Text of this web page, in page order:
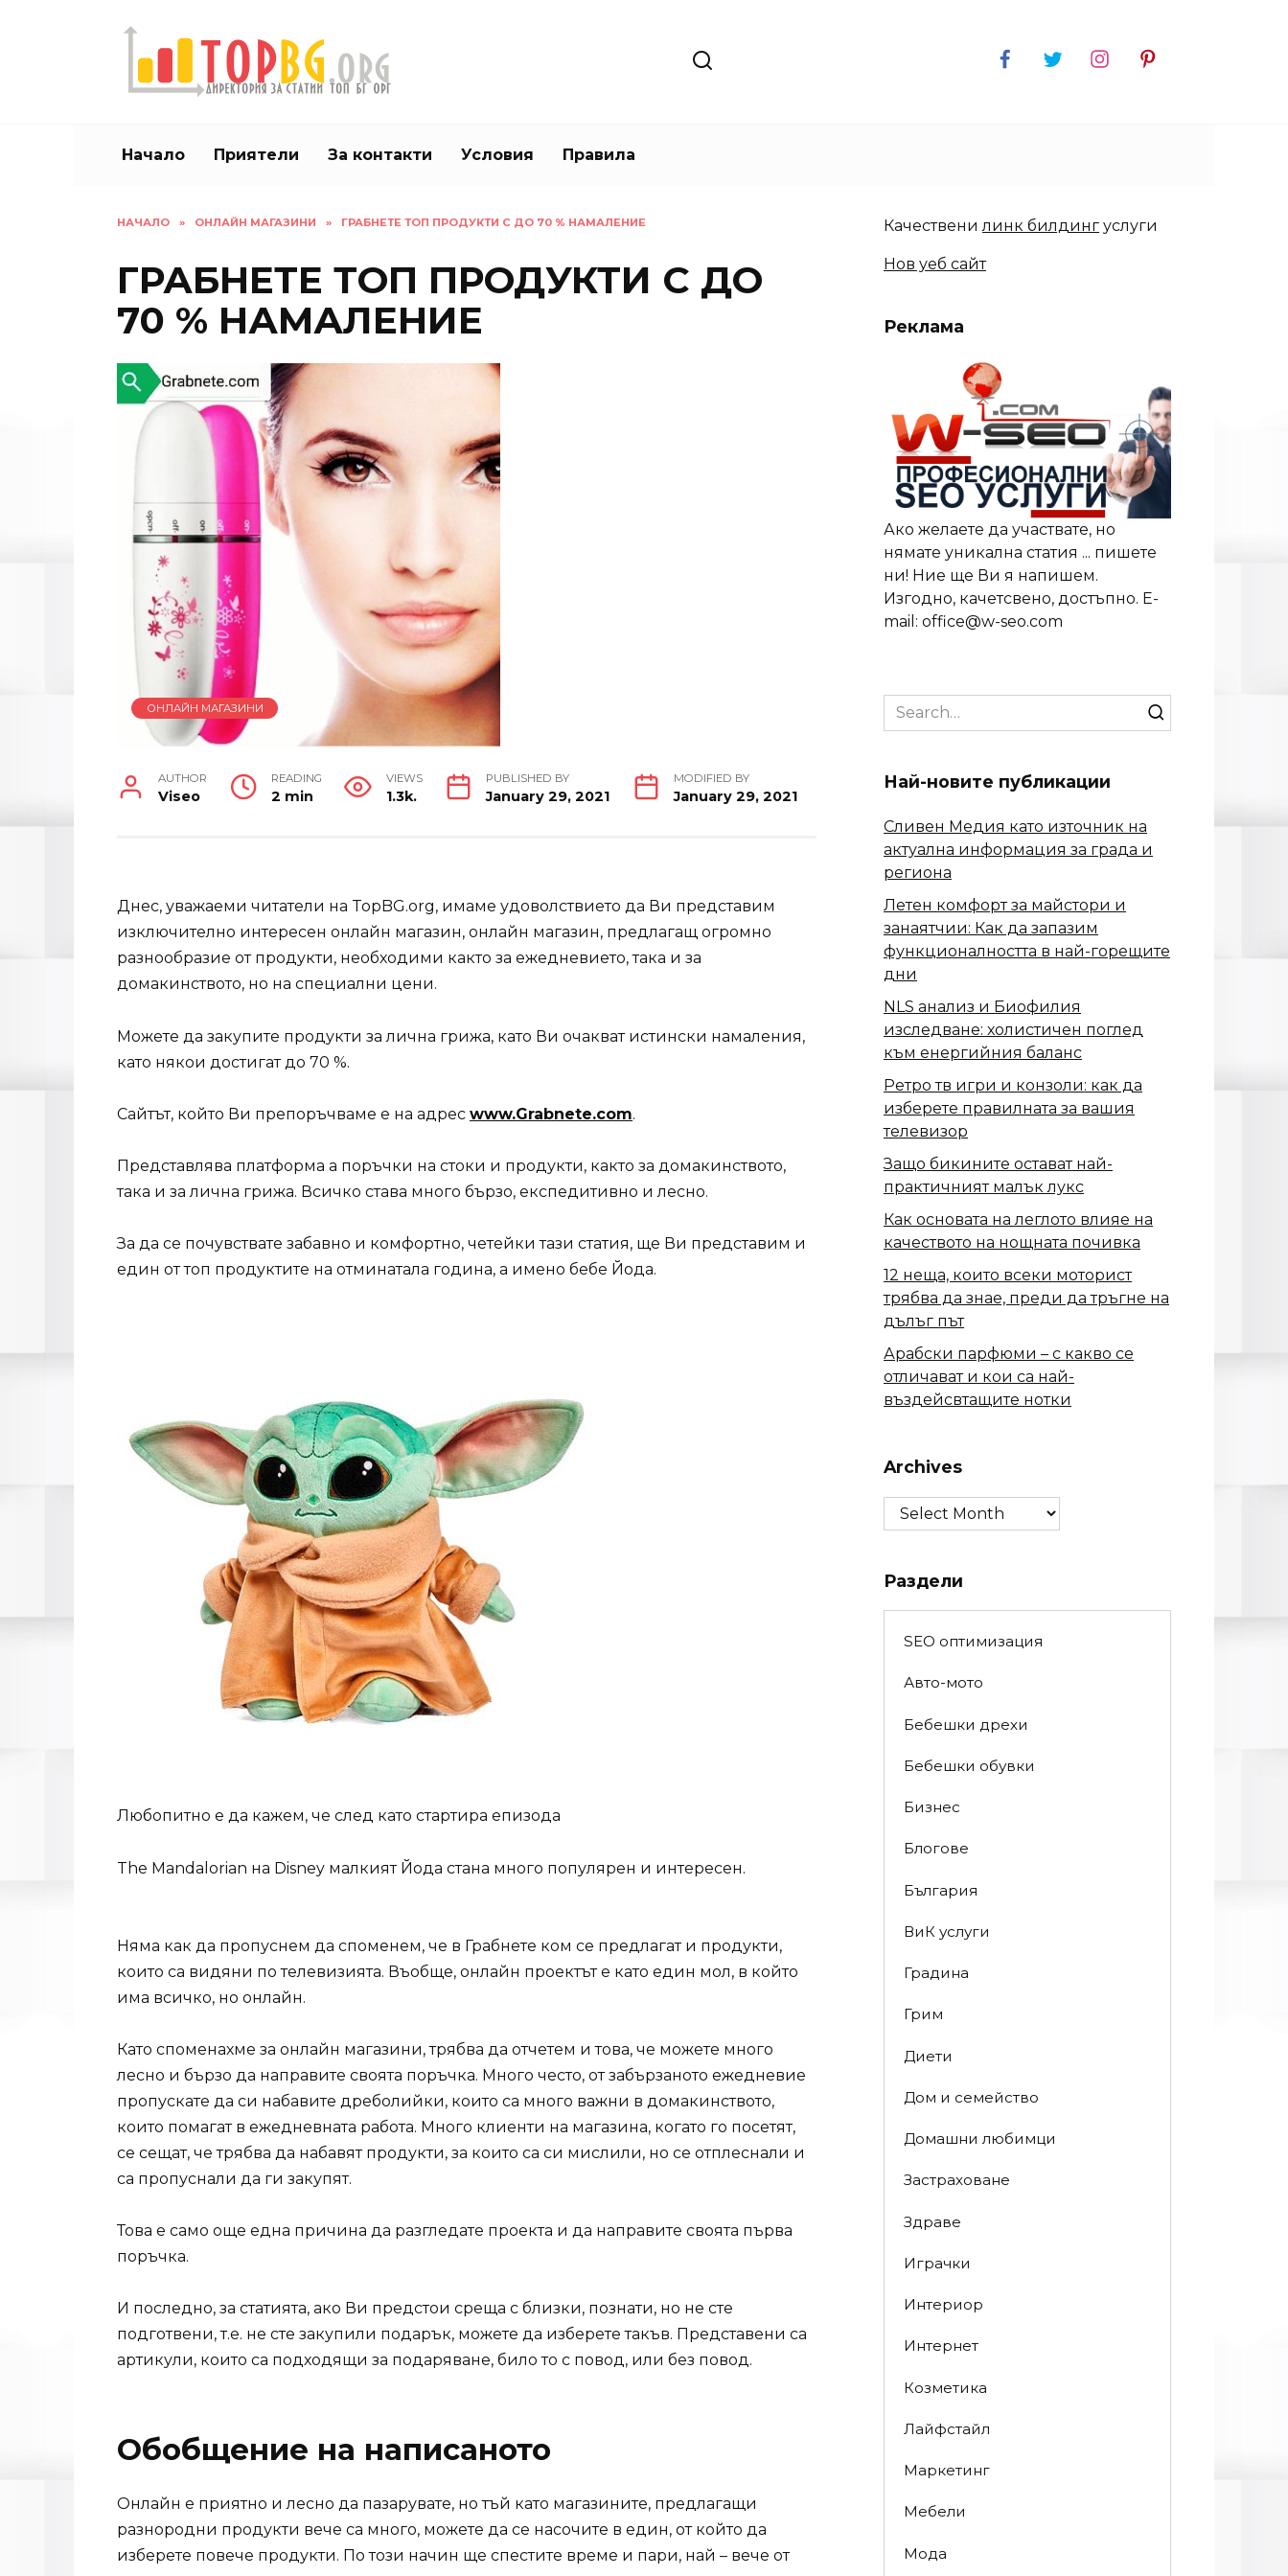
Начало Приятели За контакти Условия Правила
НАЧАЛО » ОНЛАЙН МАГАЗИНИ » ГРАБНЕТЕ ТОП ПРОДУКТИ С ДО 70 % НАМАЛЕНИЕ
ГРАБНЕТЕ ТОП ПРОДУКТИ С ДО
70 % НАМАЛЕНИЕ
ОНЛАЙН МАГАЗИНИ
AUTHOR
Viseo
READING
2 min
VIEWS
1.3k.
PUBLISHED BY
January 29, 2021
MODIFIED BY
January 29, 2021
Днес, уважаеми читатели на TopBG.org, имаме удоволствието да Ви представим
изключително интересен онлайн магазин, онлайн магазин, предлагащ огромно
разнообразие от продукти, необходими както за ежедневието, така и за
домакинството, но на специални цени.
Можете да закупите продукти за лична грижа, като Ви очакват истински намаления,
като някои достигат до 70 %.
Сайтът, който Ви препоръчваме е на адрес www.Grabnete.com.
Представлява платформа а поръчки на стоки и продукти, както за домакинството,
така и за лична грижа. Всичко става много бързо, експедитивно и лесно.
За да се почувствате забавно и комфортно, четейки тази статия, ще Ви представим и
един от топ продуктите на отминатала година, а имено бебе Йода.
Любопитно е да кажем, че след като стартира епизода
The Mandalorian на Disney малкият Йода стана много популярен и интересен.
Няма как да пропуснем да споменем, че в Грабнете ком се предлагат и продукти,
които са видяни по телевизията. Въобще, онлайн проектът е като един мол, в който
има всичко, но онлайн.
Като споменахме за онлайн магазини, трябва да отчетем и това, че можете много
лесно и бързо да направите своята поръчка. Много често, от забързаното ежедневие
пропускате да си набавите дреболийки, които са много важни в домакинството,
които помагат в ежедневната работа. Много клиенти на магазина, когато го посетят,
се сещат, че трябва да набавят продукти, за които са си мислили, но се отплеснали и
са пропуснали да ги закупят.
Това е само още една причина да разгледате проекта и да направите своята първа
поръчка.
И последно, за статията, ако Ви предстои среща с близки, познати, но не сте
подготвени, т.е. не сте закупили подарък, можете да изберете такъв. Представени са
артикули, които са подходящи за подаряване, било то с повод, или без повод.
Обобщение на написаното
Онлайн е приятно и лесно да пазарувате, но тъй като магазините, предлагащи
разнородни продукти вече са много, можете да се насочите в един, от който да
изберете повече продукти. По този начин ще спестите време и пари, най – вече от
Качественилинк билдинг услуги
Нов уеб сайт
Реклама
Ако желаете да участвате, но
нямате уникална статия ... пишете
ни! Ние ще Ви я напишем.
Изгодно, качетсвено, достъпно. E-
mail: office@w-seo.com
Search
for:
Най-новите публикации
Сливен Медия като източник на
актуална информация за града и
региона
Летен комфорт за майстори и
занаятчии: Как да запазим
функционалността в най-горещите
дни
NLS анализ и Биофилия
изследване: холистичен поглед
към енергийния баланс
Ретро тв игри и конзоли: как да
изберете правилната за вашия
телевизор
Защо бикините остават най-
практичният малък лукс
Как основата на леглото влияе на
качеството на нощната почивка
12 неща, които всеки моторист
трябва да знае, преди да тръгне на
дълъг път
Арабски парфюми – с какво се
отличават и кои са най-
въздейсвтащите нотки
Archives
Archives
Раздели
SEO оптимизация
Авто-мото
Бебешки дрехи
Бебешки обувки
Бизнес
Блогове
България
ВиК услуги
Градина
Грим
Диети
Дом и семейство
Домашни любимци
Застраховане
Здраве
Играчки
Интериор
Интернет
Козметика
Лайфстайл
Маркетинг
Мебели
Мода